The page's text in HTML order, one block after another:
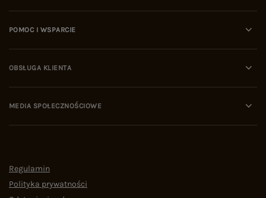
POMOC I WSPARCIE
OBSŁUGA KLIENTA
MEDIA SPOŁECZNOŚCIOWE
Regulamin
Polityka prywatności